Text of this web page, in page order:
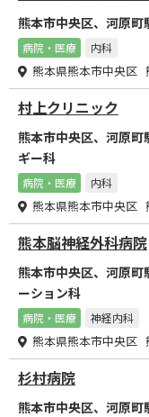
熊本市中央区、河原
病院・医療 内科
熊本県熊本市中央区
村上クリニック
熊本市中央区、河原
ギー科
病院・医療 内科
熊本県熊本市中央区
熊本脳神経外科病院
熊本市中央区、河原
ーション科
病院・医療 神経内科
熊本県熊本市中央区
杉村病院
熊本市中央区、河原